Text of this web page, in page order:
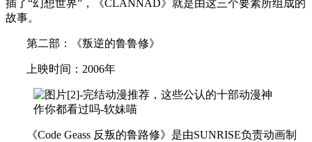
插了“幻想世界”，《CLANNAD》就是由这三个要素所组成的
故事。
第二部：《叛逆的鲁鲁修》
上映时间：2006年
《Code Geass 反叛的鲁路修》是由SUNRISE负责动画制